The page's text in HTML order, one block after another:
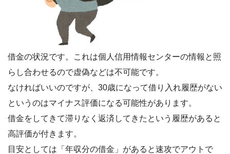
借金の状況です。これは個人信用情報センターの情報と照
らし合わせるので虚偽などは不可能です。
なければいいのですが、30歳になって借り入れ履歴がない
というのはマイナス評価になる可能性があります。
借金をしてきて滞りなく返済してきたという履歴があると
高評価が付きます。
目安としては「年収分の借金」があると速攻でアウトで